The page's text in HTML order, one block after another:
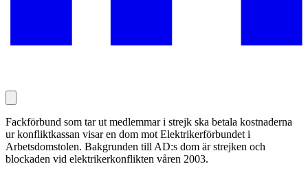
Fackförbund som tar ut medlemmar i strejk ska betala kostnaderna
ur konfliktkassan visar en dom mot Elektrikerförbundet i
Arbetsdomstolen. Bakgrunden till AD:s dom är strejken och
blockaden vid elektrikerkonflikten våren 2003.